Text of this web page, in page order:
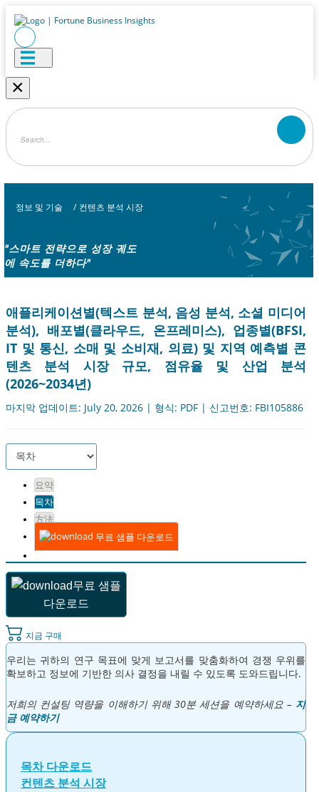
×
정보 및 기술 / 컨텐츠 분석 시장
"스마트 전략으로 성장 궤도
에 속도를 더하다"
애플리케이션별(텍스트 분석, 음성 분석, 소셜 미디어
분석), 배포별(클라우드, 온프레미스), 업종별(BFSI,
IT 및 통신, 소매 및 소비재, 의료) 및 지역 예측별 콘
텐츠 분석 시장 규모, 점유율 및 산업 분석
(2026~2034년)
마지막 업데이트: July 20, 2026 | 형식: PDF | 신고번호: FBI105886
요약
목차
方法
무료 샘플 다운로드
무료 샘플
다운로드
지금 구매
우리는 귀하의 연구 목표에 맞게 보고서를 맞춤화하여 경쟁 우위를
확보하고 정보에 기반한 의사 결정을 내릴 수 있도록 도와드립니다.
저희의 컨설팅 역량을 이해하기 위해 30분 세션을 예약하세요 – 지
금 예약하기
목차 다운로드
컨텐츠 분석 시장